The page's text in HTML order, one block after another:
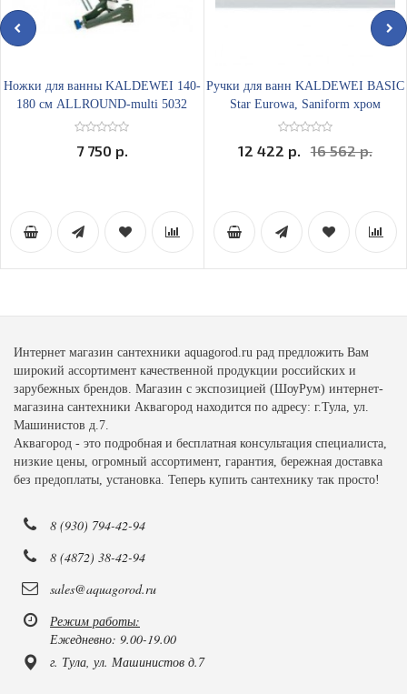
Ножки для ванны KALDEWEI 140-
180 см ALLROUND-multi 5032
7 750 р.
Ручки для ванн KALDEWEI BASIC
Star Eurowa, Saniform хром
12 422 р. 16 562 р.
Интернет магазин сантехники aquagorod.ru рад предложить Вам
широкий ассортимент качественной продукции российских и
зарубежных брендов. Магазин с экспозицией (ШоуРум) интернет-
магазина сантехники Аквагород находится по адресу: г.Тула, ул.
Машинистов д.7.
Аквагород - это подробная и бесплатная консультация специалиста,
низкие цены, огромный ассортимент, гарантия, бережная доставка
без предоплаты, установка. Теперь купить сантехнику так просто!
8 (930) 794-42-94
8 (4872) 38-42-94
sales@aquagorod.ru
Режим работы:
Ежедневно: 9.00-19.00
г. Тула, ул. Машинистов д.7